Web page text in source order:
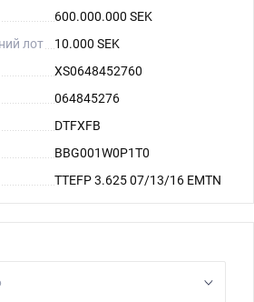
600.000.000 SEK
лот
10.000 SEK
XS0648452760
064845276
DTFXFB
BBG001W0P1T0
TTEFP 3.625 07/13/16 EMTN